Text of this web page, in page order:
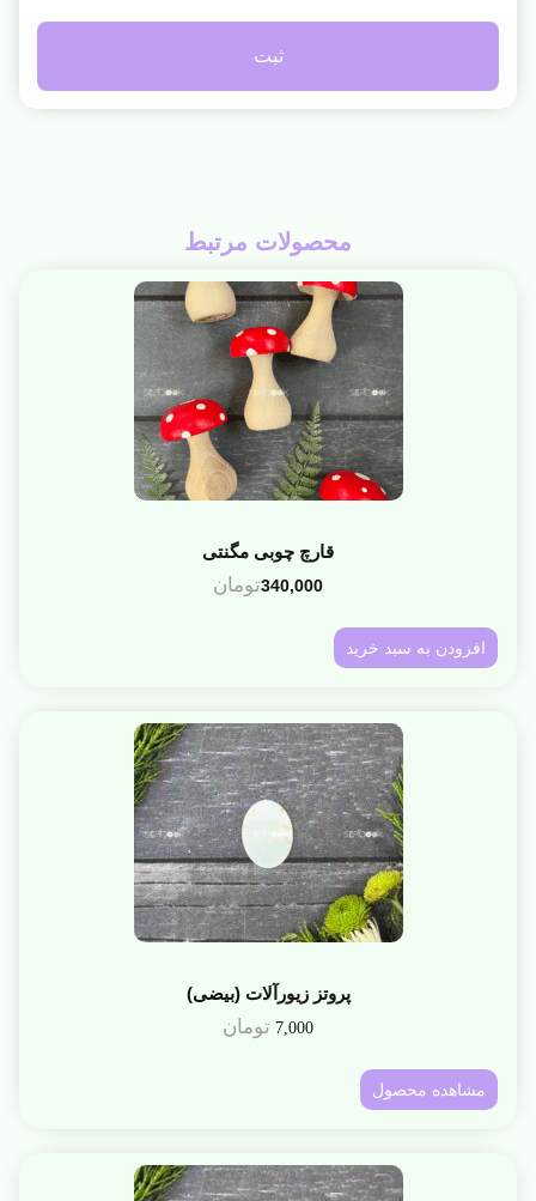
محصولات مرتبط
قارچ چوبی مگنتی
340,000تومان
افزودن به سبد خرید
پروتز زیورآلات (بیضی)
7,000 تومان
مشاهده محصول